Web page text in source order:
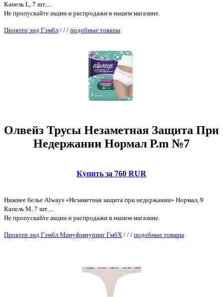
Капель L, 7 шт....
Не пропускайте акции и распродажи в нашем магазине.
Проктер энд Гэмбл / / / подобные товары
Олвейз Трусы Незаметная Защита При
Недержании Нормал Р.m №7
Купить за 760 RUR
Нижнее белье Always «Незаметная защита при недержании» Нормал, 9
Капель М, 7 шт....
Не пропускайте акции и распродажи в нашем магазине.
Проктер энд Гэмбл Мануфэкчуринг ГмбХ / / / подобные товары